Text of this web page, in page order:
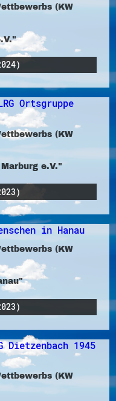
(KW
(KW
e.V."
(KW
(KW